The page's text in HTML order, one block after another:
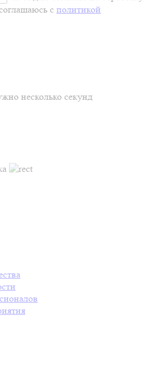
с политикой
несколько секунд